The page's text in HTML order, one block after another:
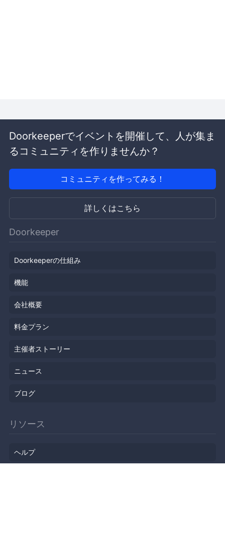
Doorkeeperでイベントを開催して、人が集ま
るコミュニティを作りませんか？
コミュニティを作ってみる！
詳しくはこちら
Doorkeeper
Doorkeeperの仕組み
機能
会社概要
料金プラン
主催者ストーリー
ニュース
ブログ
リソース
ヘルプ